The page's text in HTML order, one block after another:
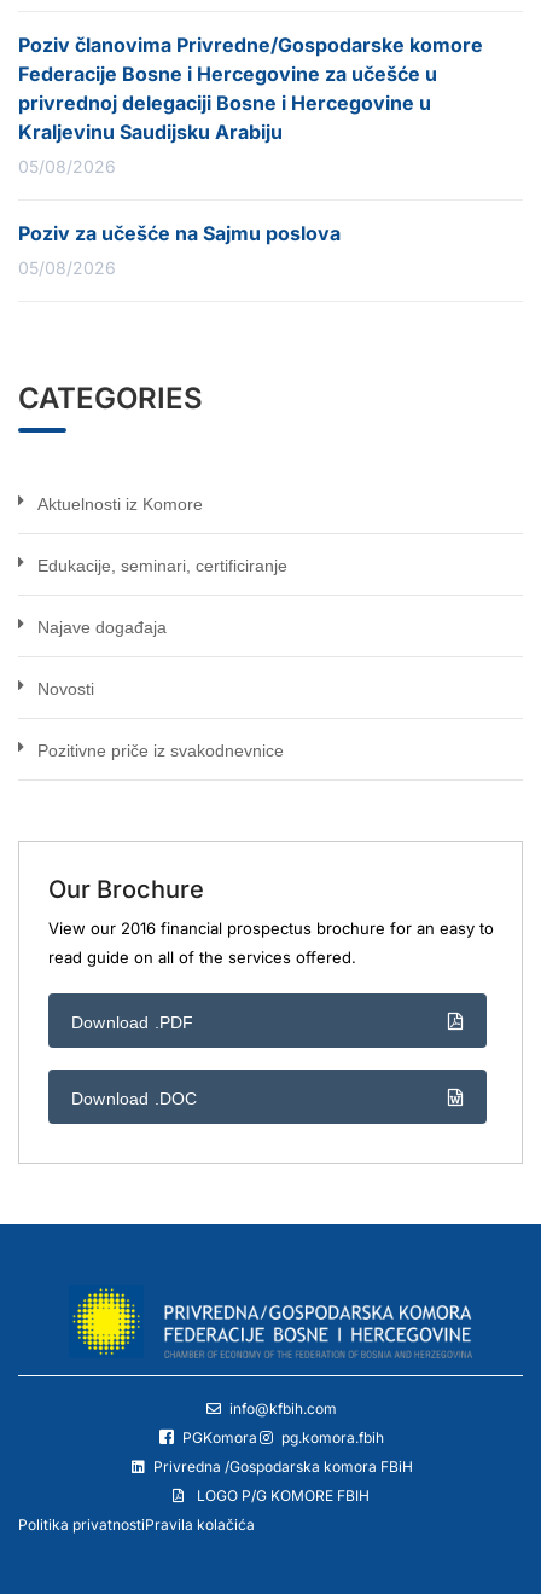
Poziv članovima Privredne/Gospodarske komore
Federacije Bosne i Hercegovine za učešće u
privrednoj delegaciji Bosne i Hercegovine u
Kraljevinu Saudijsku Arabiju
05/08/2026
Poziv za učešće na Sajmu poslova
05/08/2026
CATEGORIES
Aktuelnosti iz Komore
Edukacije, seminari, certificiranje
Najave događaja
Novosti
Pozitivne priče iz svakodnevnice
Our Brochure
View our 2016 financial prospectus brochure for an easy to
read guide on all of the services offered.
Download .PDF
Download .DOC
info@kfbih.com
PGKomora
pg.komora.fbih
Privredna /Gospodarska komora FBiH
LOGO P/G KOMORE FBIH
Politika privatnostiPravila kolačića